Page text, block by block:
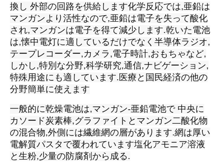
換し 外部の回路を供給します化学反応では,亜鉛は
マンガンより活性なので,亜鉛は電子を失って酸化
され,マンガンは電子を得て減少します.乾いた電池
は,懐中電灯に適しているだけでなく半導体ラジオ,
テープレコーダー,カメラ,電子時計,おもちゃなど,
しかし,特別な分野,科学研究,通信,ナビゲーション,
特殊用途にも適しています.医療と国民経済の他の
分野簡単に使えます
一般的に乾燥電池は,マンガン-亜鉛電池で 中央に
カソード炭素棒,グラファイトとマンガン二酸化物
の混合物,外側には繊維網の層があります.網は厚い
電解質パスタで覆われています塩化アモニア溶液
と生粉,少量の防腐剤から成る.